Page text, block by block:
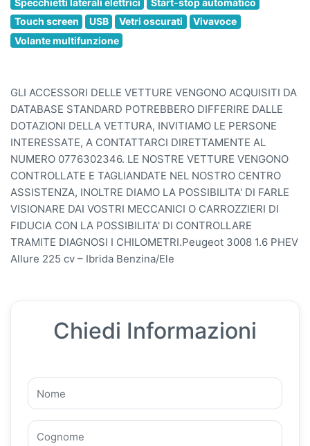
Touch screen
USB Vetri oscurati
Vivavoce
Volante multifunzione
GLI ACCESSORI DELLE VETTURE VENGONO ACQUISITI DA
DATABASE STANDARD POTREBBERO DIFFERIRE DALLE
DOTAZIONI DELLA VETTURA, INVITIAMO LE PERSONE
INTERESSATE, A CONTATTARCI DIRETTAMENTE AL
NUMERO 0776302346. LE NOSTRE VETTURE VENGONO
CONTROLLATE E TAGLIANDATE NEL NOSTRO CENTRO
ASSISTENZA, INOLTRE DIAMO LA POSSIBILITA' DI FARLE
VISIONARE DAI VOSTRI MECCANICI O CARROZZIERI DI
FIDUCIA CON LA POSSIBILITA' DI CONTROLLARE
TRAMITE DIAGNOSI I CHILOMETRI.Peugeot 3008 1.6 PHEV
Allure 225 cv – Ibrida Benzina/Ele
Chiedi Informazioni